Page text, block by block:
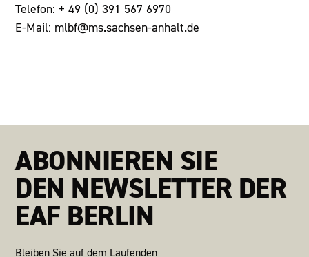
Telefon: + 49 (0) 391 567 6970
E-Mail: mlbf@ms.sachsen-anhalt.de
ABONNIEREN SIE
DEN NEWSLETTER DER
EAF BERLIN
Bleiben Sie auf dem Laufenden